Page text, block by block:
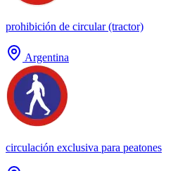
prohibición de circular (tractor)
Argentina
circulación exclusiva para peatones